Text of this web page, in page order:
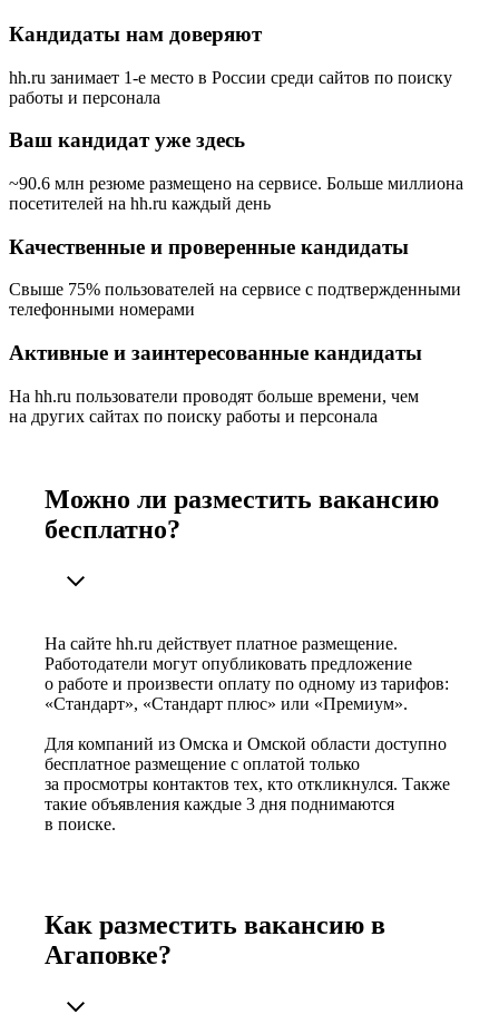
Кандидаты нам доверяют
hh.ru занимает 1-е место в России среди сайтов по поиску
работы и персонала
Ваш кандидат уже здесь
~90.6 млн резюме размещено на сервисе. Больше миллиона
посетителей на hh.ru каждый день
Качественные и проверенные кандидаты
Свыше 75% пользователей на сервисе с подтвержденными
телефонными номерами
Активные и заинтересованные кандидаты
На hh.ru пользователи проводят больше времени, чем
на других сайтах по поиску работы и персонала
Можно ли разместить вакансию
бесплатно?
На сайте hh.ru действует платное размещение.
Работодатели могут опубликовать предложение
о работе и произвести оплату по одному из тарифов:
«Стандарт», «Стандарт плюс» или «Премиум».
Для компаний из Омска и Омской области доступно
бесплатное размещение с оплатой только
за просмотры контактов тех, кто откликнулся. Также
такие объявления каждые 3 дня поднимаются
в поиске.
Как разместить вакансию в
Агаповке?